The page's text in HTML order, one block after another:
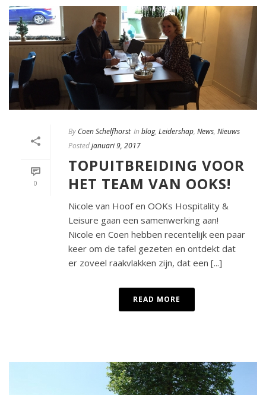
0
By Coen Schelfhorst In blog, Leidershap, News, Nieuws
Postedjanuari 9, 2017
TOPUITBREIDING VOOR
HET TEAM VAN OOKS!
Nicole van Hoof en OOKs Hospitality &
Leisure gaan een samenwerking aan!
Nicole en Coen hebben recentelijk een paar
keer om de tafel gezeten en ontdekt dat
er zoveel raakvlakken zijn, dat een [...]
READ MORE